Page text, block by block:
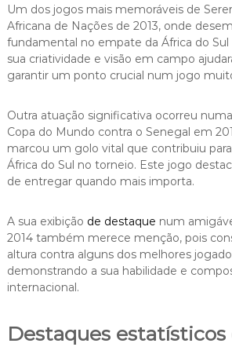
Um dos jogos mais memoráveis de
Africana de Nações de 2013, onde
fundamental no empate da África do Sul
sua criatividade e visão em campo
garantir um ponto crucial num jogo
Outra atuação significativa ocorreu
Copa do Mundo contra o Senegal em
marcou um golo vital que contribuiu
África do Sul no torneio. Este jogo
de entregar quando mais importa.
A sua exibição de destaque num
2014 também merece menção, pois
altura contra alguns dos melhores
demonstrando a sua habilidade e
internacional.
Destaques estatísticos